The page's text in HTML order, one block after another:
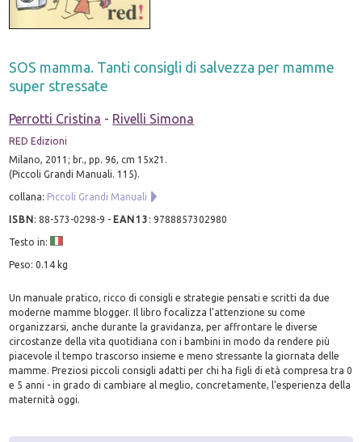
SOS mamma. Tanti consigli di salvezza per mamme
super stressate
Perrotti Cristina - Rivelli Simona
RED Edizioni
Milano, 2011; br., pp. 96, cm 15x21.
(Piccoli Grandi Manuali. 115).
collana: Piccoli Grandi Manuali
ISBN:88-573-0298-9 - EAN13 :9788857302980
Testo in:
Peso: 0.14 kg
Un manuale pratico, ricco di consigli e strategie pensati e scritti da due
moderne mamme blogger. Il libro focalizza l'attenzione su come
organizzarsi, anche durante la gravidanza, per affrontare le diverse
circostanze della vita quotidiana con i bambini in modo da rendere più
piacevole il tempo trascorso insieme e meno stressante la giornata delle
mamme. Preziosi piccoli consigli adatti per chi ha figli di età compresa tra 0
e 5 anni - in grado di cambiare al meglio, concretamente, l'esperienza della
maternità oggi.